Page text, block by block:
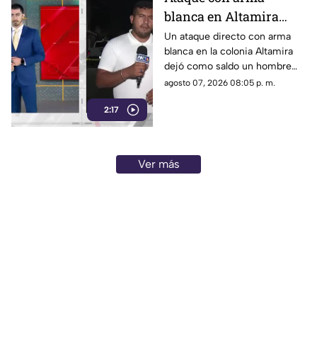
2:17
blanca en Altamira
deja un hombre muerto
y un lesionado
Un ataque directo con arma
blanca en la colonia Altamira
dejó como saldo un hombre
sin vida y otra persona
agosto 07, 2026 08:05 p. m.
Ver más